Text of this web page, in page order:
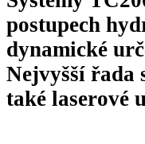
postupech
dynamické
Nejvyšší řada
také laserové